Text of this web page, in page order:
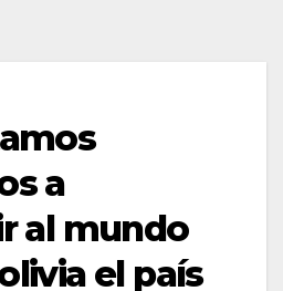
a
al mundo
el país